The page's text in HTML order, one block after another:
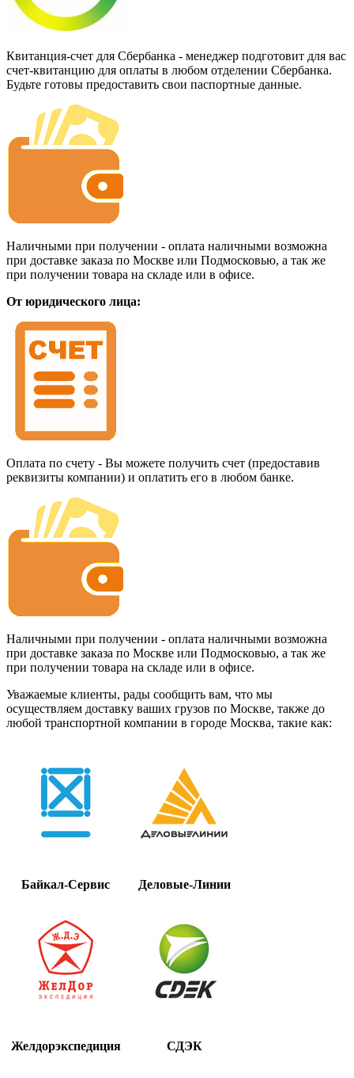
Квитанция-счет для Сбербанка - менеджер подготовит для вас
счет-квитанцию для оплаты в любом отделении Сбербанка.
Будьте готовы предоставить свои паспортные данные.
Наличными при получении - оплата наличными возможна
при доставке заказа по Москве или Подмосковью, а так же
при получении товара на складе или в офисе.
От юридического лица:
Оплата по счету - Вы можете получить счет (предоставив
реквизиты компании) и оплатить его в любом банке.
Наличными при получении - оплата наличными возможна
при доставке заказа по Москве или Подмосковью, а так же
при получении товара на складе или в офисе.
Уважаемые клиенты, рады сообщить вам, что мы
осуществляем доставку ваших грузов по Москве, также до
любой транспортной компании в городе Москва, такие как:
Байкал-Сервис Деловые-Линии
Желдорэкспедиция СДЭК